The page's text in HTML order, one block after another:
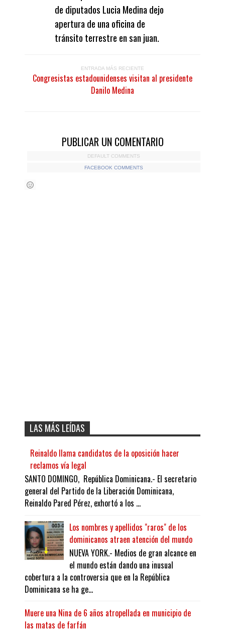
de diputados Lucia Medina dejo
apertura de una oficina de
tránsito terrestre en san juan.
ENTRADA MÁS RECIENTE
Congresistas estadounidenses visitan al presidente
Danilo Medina
PUBLICAR UN COMENTARIO
DEFAULT COMMENTS
FACEBOOK COMMENTS
LAS MÁS LEÍDAS
Reinaldo llama candidatos de la oposición hacer
reclamos vía legal
SANTO DOMINGO, República Dominicana.- El secretario
general del Partido de la Liberación Dominicana,
Reinaldo Pared Pérez, exhortó a los ...
Los nombres y apellidos "raros" de los
dominicanos atraen atención del mundo
NUEVA YORK.- Medios de gran alcance en
el mundo están dando una inusual
cobertura a la controversia que en la República
Dominicana se ha ge...
Muere una Nina de 6 años atropellada en municipio de
las matas de farfán